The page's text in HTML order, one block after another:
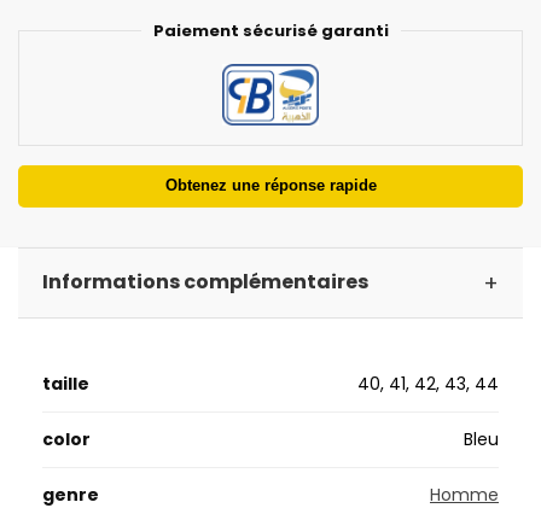
Paiement sécurisé garanti
Obtenez une réponse rapide
Informations complémentaires +
taille 40, 41, 42, 43, 44
color Bleu
genre Homme